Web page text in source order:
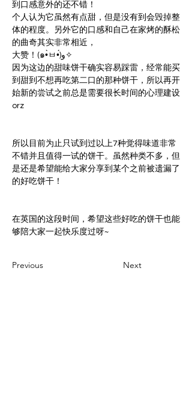
Next
Previous
到口感意外的还不错！
个人认为它虽然有点甜，但是没有到会毁掉整
体的程度。另外它的口感和自己在家烤的酥松
的曲奇其实非常相近，
大赞！(๑•̀ㅂ•́)و✧
因为这边的甜味饼干确实容易踩雷，经常能买
到甜到不想再吃第二口的那种饼干，所以再开
始新的尝试之前总是需要很长时间的心理建设
orz
所以目前为止只试到过以上7种觉得味道非常
不错并且值得一试的饼干。虽然种类不多，但
是还是希望能给大家分享到某个之前被遗漏了
的好吃饼干！
在英国的这段时间，希望这些好吃的饼干也能
够陪大家一起快乐度过呀~